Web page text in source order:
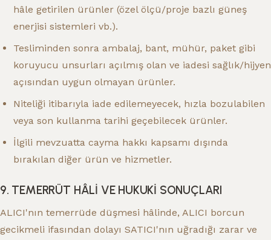
hâle getirilen ürünler (özel ölçü/proje bazlı güneş
enerjisi sistemleri vb.).
Tesliminden sonra ambalaj, bant, mühür, paket gibi
koruyucu unsurları açılmış olan ve iadesi sağlık/hijyen
açısından uygun olmayan ürünler.
Niteliği itibarıyla iade edilemeyecek, hızla bozulabilen
veya son kullanma tarihi geçebilecek ürünler.
İlgili mevzuatta cayma hakkı kapsamı dışında
bırakılan diğer ürün ve hizmetler.
9. TEMERRÜT HÂLİ VE HUKUKİ SONUÇLARI
ALICI'nın temerrüde düşmesi hâlinde, ALICI borcun
gecikmeli ifasından dolayı SATICI'nın uğradığı zarar ve